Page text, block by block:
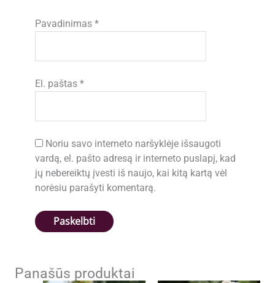
Pavadinimas*
El. paštas*
Noriu savo interneto naršyklėje išsaugoti
vardą, el. pašto adresą ir interneto puslapį, kad
jų nebereiktų įvesti iš naujo, kai kitą kartą vėl
norėsiu parašyti komentarą.
Panašūs produktai